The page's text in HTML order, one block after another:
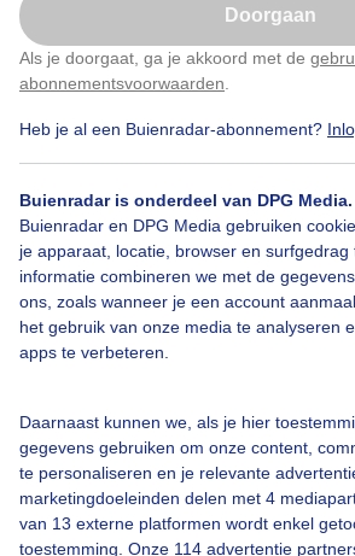
Doorgaan
Als je doorgaat, ga je akkoord met de
abonnementsvoorwaarden
Heb je al een Buienradar-abonnement?
Buienradar is onderdeel van DPG Media.
Buienradar en DPG Media gebruiken
je apparaat, locatie, browser en
informatie combineren we met de
ons, zoals wanneer je een account
het gebruik van onze media te analyseren
apps te verbeteren.
Daarnaast kunnen we, als je hier
gegevens gebruiken om onze content,
te personaliseren en je relevante
marketingdoeleinden delen met 4
van 13 externe platformen wordt enkel
toestemming. Onze 114 advertentie
Door: public Gemaakt: 16-11-2025, 39x
Bekijk slideshow
Klik hierom dit aan te